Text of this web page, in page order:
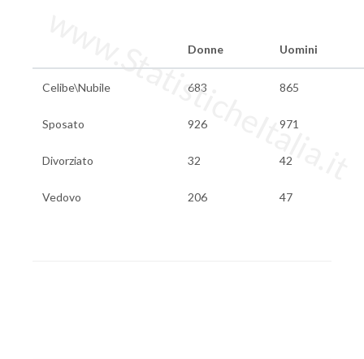
Donne Uomini
Celibe\Nubile 683 865
Sposato 926 971
Divorziato 32 42
Vedovo 206 47
www.StatisticheItalia.it